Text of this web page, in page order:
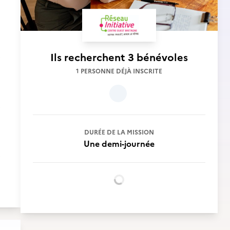
Ils recherchent 3 bénévoles
1 PERSONNE DÉJÀ INSCRITE
DURÉE DE LA MISSION
Une demi-journée
Chargement...